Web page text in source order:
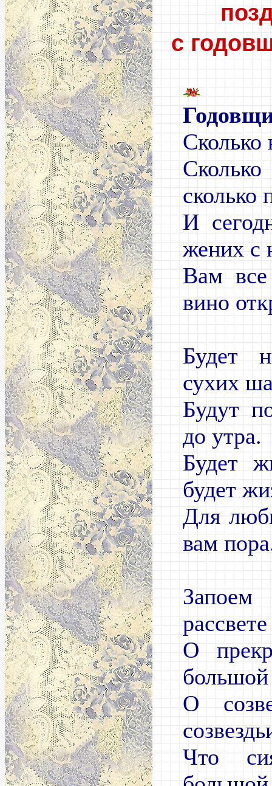
с
Сколько
сколько
И
жених с
Вам все
вино
Будет
сухих
Будут
до утра.
Будет
будет
Для
вам
О
О
Что